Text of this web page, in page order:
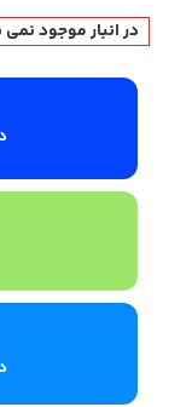
در انبار موجود